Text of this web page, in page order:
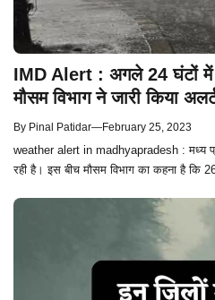
IMD Alert : अगले 24 घंटों में
मौसम विभाग ने जारी किया
By Pinal Patidar—February 25, 2023
weather alert in madhyapradesh : मध्य
रही है। इस बीच मौसम विभाग का कहना है कि